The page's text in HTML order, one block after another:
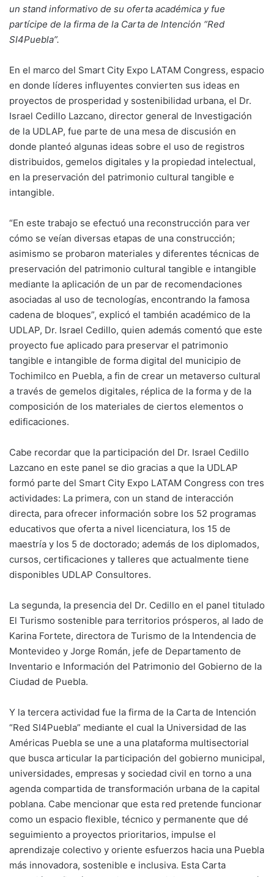
un stand informativo de su oferta académica y fue
partícipe de la firma de la Carta de Intención “Red
SI4Puebla”.
En el marco del Smart City Expo LATAM Congress, espacio
en donde líderes influyentes convierten sus ideas en
proyectos de prosperidad y sostenibilidad urbana, el Dr.
Israel Cedillo Lazcano, director general de Investigación
de la UDLAP, fue parte de una mesa de discusión en
donde planteó algunas ideas sobre el uso de registros
distribuidos, gemelos digitales y la propiedad intelectual,
en la preservación del patrimonio cultural tangible e
intangible.
“En este trabajo se efectuó una reconstrucción para ver
cómo se veían diversas etapas de una construcción;
asimismo se probaron materiales y diferentes técnicas de
preservación del patrimonio cultural tangible e intangible
mediante la aplicación de un par de recomendaciones
asociadas al uso de tecnologías, encontrando la famosa
cadena de bloques”, explicó el también académico de la
UDLAP, Dr. Israel Cedillo, quien además comentó que este
proyecto fue aplicado para preservar el patrimonio
tangible e intangible de forma digital del municipio de
Tochimilco en Puebla, a fin de crear un metaverso cultural
a través de gemelos digitales, réplica de la forma y de la
composición de los materiales de ciertos elementos o
edificaciones.
Cabe recordar que la participación del Dr. Israel Cedillo
Lazcano en este panel se dio gracias a que la UDLAP
formó parte del Smart City Expo LATAM Congress con tres
actividades: La primera, con un stand de interacción
directa, para ofrecer información sobre los 52 programas
educativos que oferta a nivel licenciatura, los 15 de
maestría y los 5 de doctorado; además de los diplomados,
cursos, certificaciones y talleres que actualmente tiene
disponibles UDLAP Consultores.
La segunda, la presencia del Dr. Cedillo en el panel titulado
El Turismo sostenible para territorios prósperos, al lado de
Karina Fortete, directora de Turismo de la Intendencia de
Montevideo y Jorge Román, jefe de Departamento de
Inventario e Información del Patrimonio del Gobierno de la
Ciudad de Puebla.
Y la tercera actividad fue la firma de la Carta de Intención
“Red SI4Puebla” mediante el cual la Universidad de las
Américas Puebla se une a una plataforma multisectorial
que busca articular la participación del gobierno municipal,
universidades, empresas y sociedad civil en torno a una
agenda compartida de transformación urbana de la capital
poblana. Cabe mencionar que esta red pretende funcionar
como un espacio flexible, técnico y permanente que dé
seguimiento a proyectos prioritarios, impulse el
aprendizaje colectivo y oriente esfuerzos hacia una Puebla
más innovadora, sostenible e inclusiva. Esta Carta